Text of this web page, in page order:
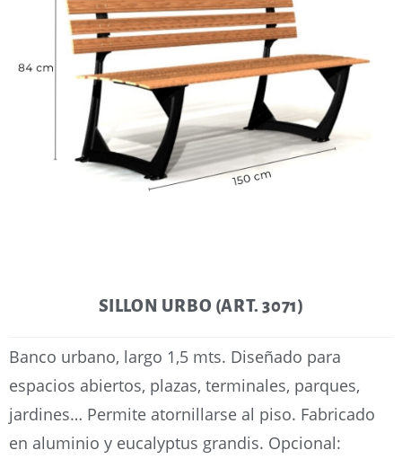
SILLON URBO (ART. 3071)
Banco urbano, largo 1,5 mts. Diseñado para
espacios abiertos, plazas, terminales, parques,
jardines… Permite atornillarse al piso. Fabricado
en aluminio y eucalyptus grandis. Opcional: